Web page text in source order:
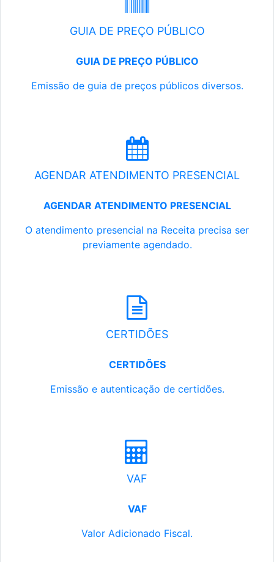
GUIA DE PREÇO PÚBLICO
GUIA DE PREÇO PÚBLICO
Emissão de guia de preços públicos diversos.
AGENDAR ATENDIMENTO PRESENCIAL
AGENDAR ATENDIMENTO PRESENCIAL
O atendimento presencial na Receita precisa ser
previamente agendado.
CERTIDÕES
CERTIDÕES
Emissão e autenticação de certidões.
VAF
VAF
Valor Adicionado Fiscal.